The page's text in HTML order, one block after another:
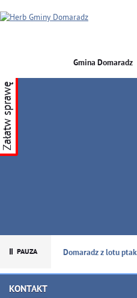
GMINA DOMARADZ
Gmina Domaradz
Zabytkowy kościół w
KONTAKT
Załatw sprawę